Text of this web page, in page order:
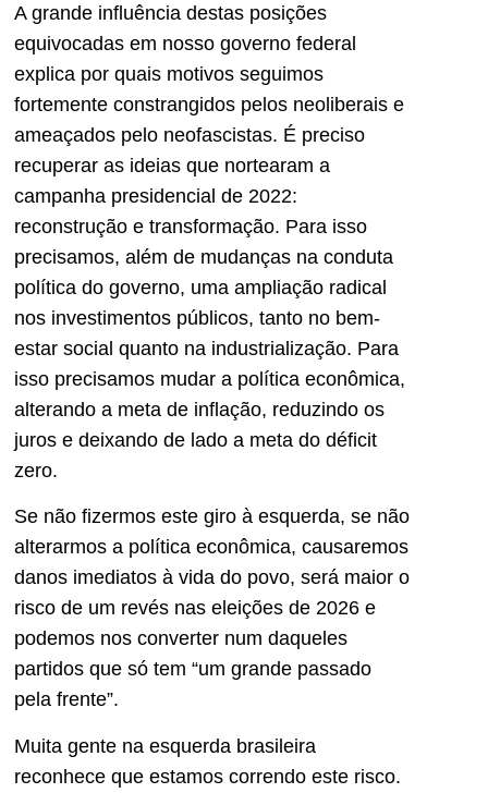
A grande influência destas posições
equivocadas em nosso governo federal
explica por quais motivos seguimos
fortemente constrangidos pelos neoliberais e
ameaçados pelo neofascistas. É preciso
recuperar as ideias que nortearam a
campanha presidencial de 2022:
reconstrução e transformação. Para isso
precisamos, além de mudanças na conduta
política do governo, uma ampliação radical
nos investimentos públicos, tanto no bem-
estar social quanto na industrialização. Para
isso precisamos mudar a política econômica,
alterando a meta de inflação, reduzindo os
juros e deixando de lado a meta do déficit
zero.
Se não fizermos este giro à esquerda, se não
alterarmos a política econômica, causaremos
danos imediatos à vida do povo, será maior o
risco de um revés nas eleições de 2026 e
podemos nos converter num daqueles
partidos que só tem “um grande passado
pela frente”.
Muita gente na esquerda brasileira
reconhece que estamos correndo este risco.